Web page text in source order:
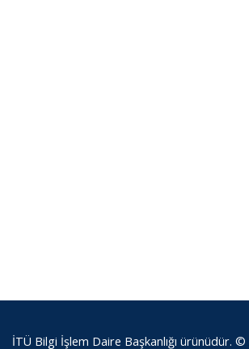
İTÜ Bilgi İşlem Daire Başkanlığı ürünüdür. ©